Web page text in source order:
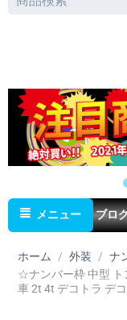
メニュー ブロ
ホーム / 外装 / ナ
☆ナンバー枠 中型 ト
車 2t 4t デコトラ デ